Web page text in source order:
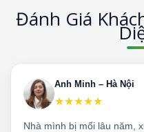
Đánh Giá
Anh Minh – Hà Nội
★★★★★
Nhà mình bị mối lâu năm,